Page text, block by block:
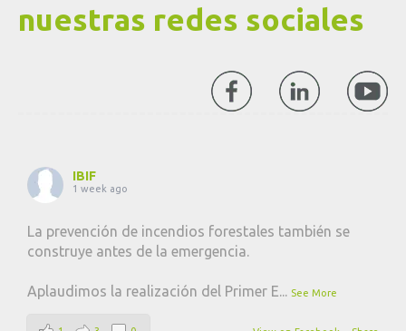
nuestras redes sociales
IBIF
1 week ago
La prevención de incendios forestales también se
construye antes de la emergencia.
Aplaudimos la realización del Primer E... See More